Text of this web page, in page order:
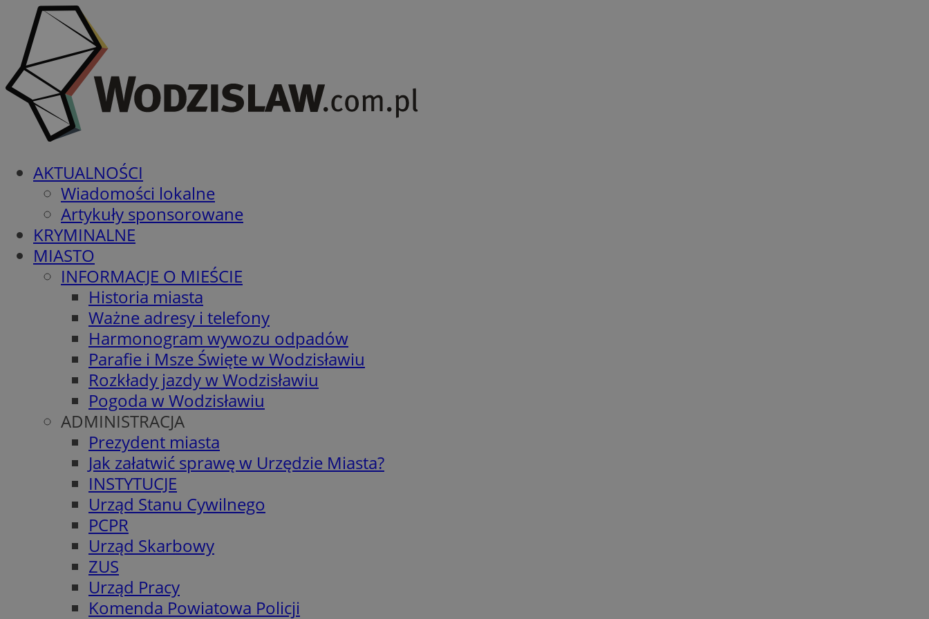
AKTUALNOŚCI
Wiadomości lokalne
Artykuły sponsorowane
KRYMINALNE
MIASTO
INFORMACJE O MIEŚCIE
Historia miasta
Ważne adresy i telefony
Harmonogram wywozu odpadów
Parafie i Msze Święte w Wodzisławiu
Rozkłady jazdy w Wodzisławiu
Pogoda w Wodzisławiu
ADMINISTRACJA
Prezydent miasta
Jak załatwić sprawę w Urzędzie Miasta?
INSTYTUCJE
Urząd Stanu Cywilnego
PCPR
Urząd Skarbowy
ZUS
Urząd Pracy
Komenda Powiatowa Policji